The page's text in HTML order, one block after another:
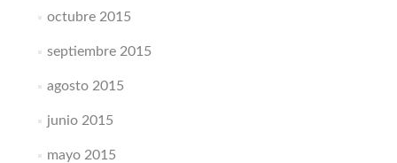
octubre 2015
septiembre 2015
agosto 2015
junio 2015
mayo 2015